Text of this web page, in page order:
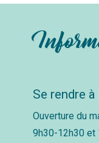
Se rendre
Ouverture du
9h30-12h30 et